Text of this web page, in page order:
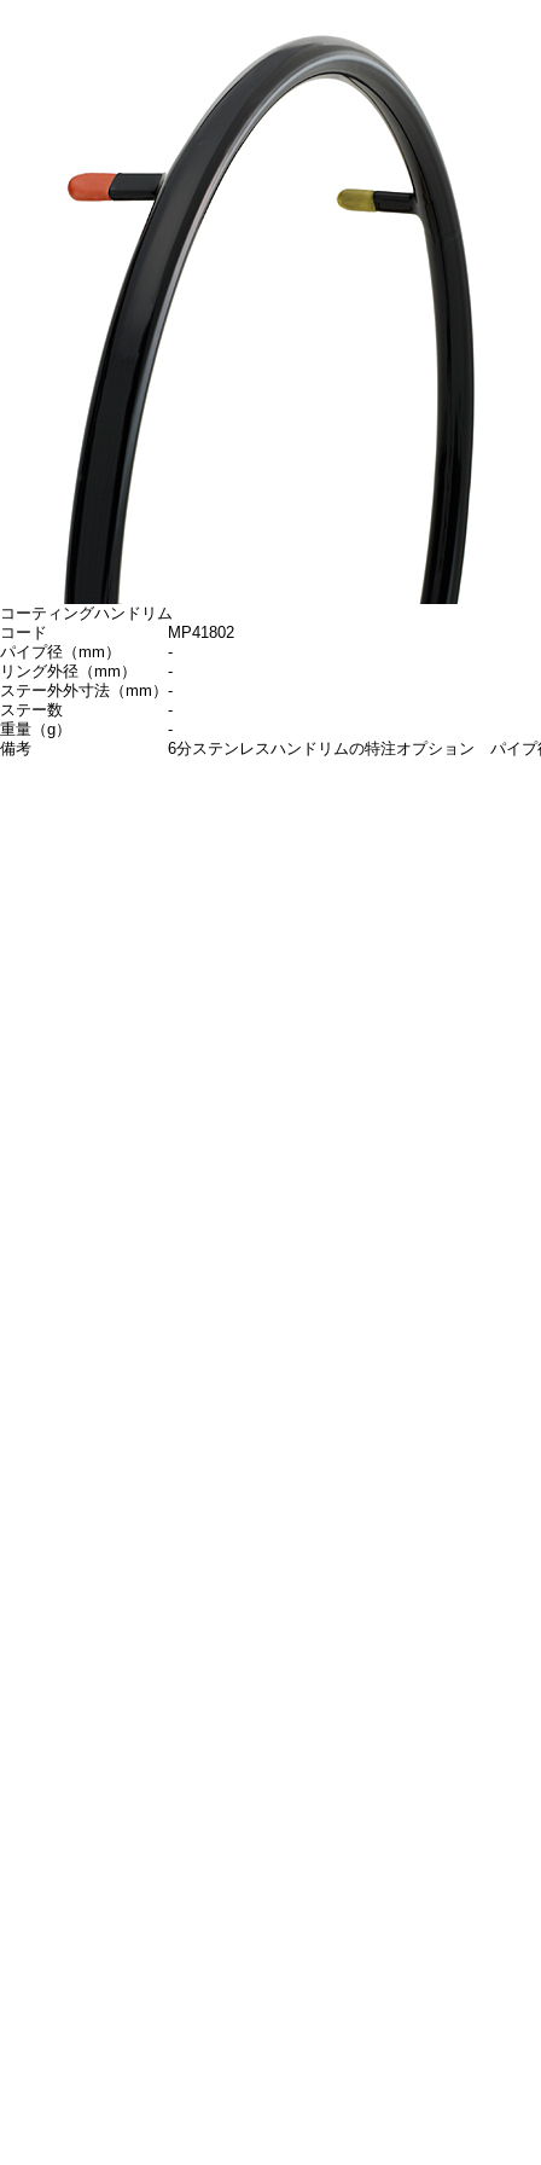
コーティングハンドリム
コード
MP41802
パイプ径（mm）
-
リング外径（mm）
-
ステー外外寸法（mm） -
ステー数
-
重量（g）
-
備考
6分ステンレスハンドリムの特注オプション パイプ